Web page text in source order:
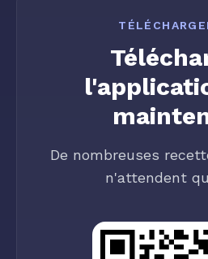
De nombreuses
n'attendent